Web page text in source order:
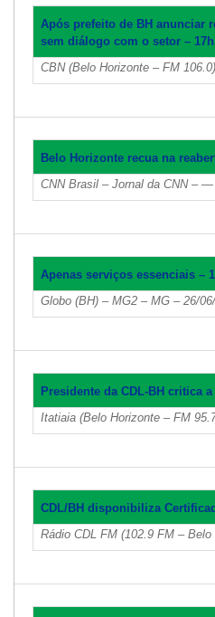
Após prefeito de BH anunciar
sem diálogo com o setor –
CBN (Belo Horizonte – FM
Belo Horizonte recua na
CNN Brasil – Jornal da CNN –
Apenas serviços essenciais –
Globo (BH) – MG2 – MG – 26/
Presidente da CDL-BH critica
Itatiaia (Belo Horizonte – FM
CDL/BH disponibiliza
Rádio CDL FM (102.9 FM –